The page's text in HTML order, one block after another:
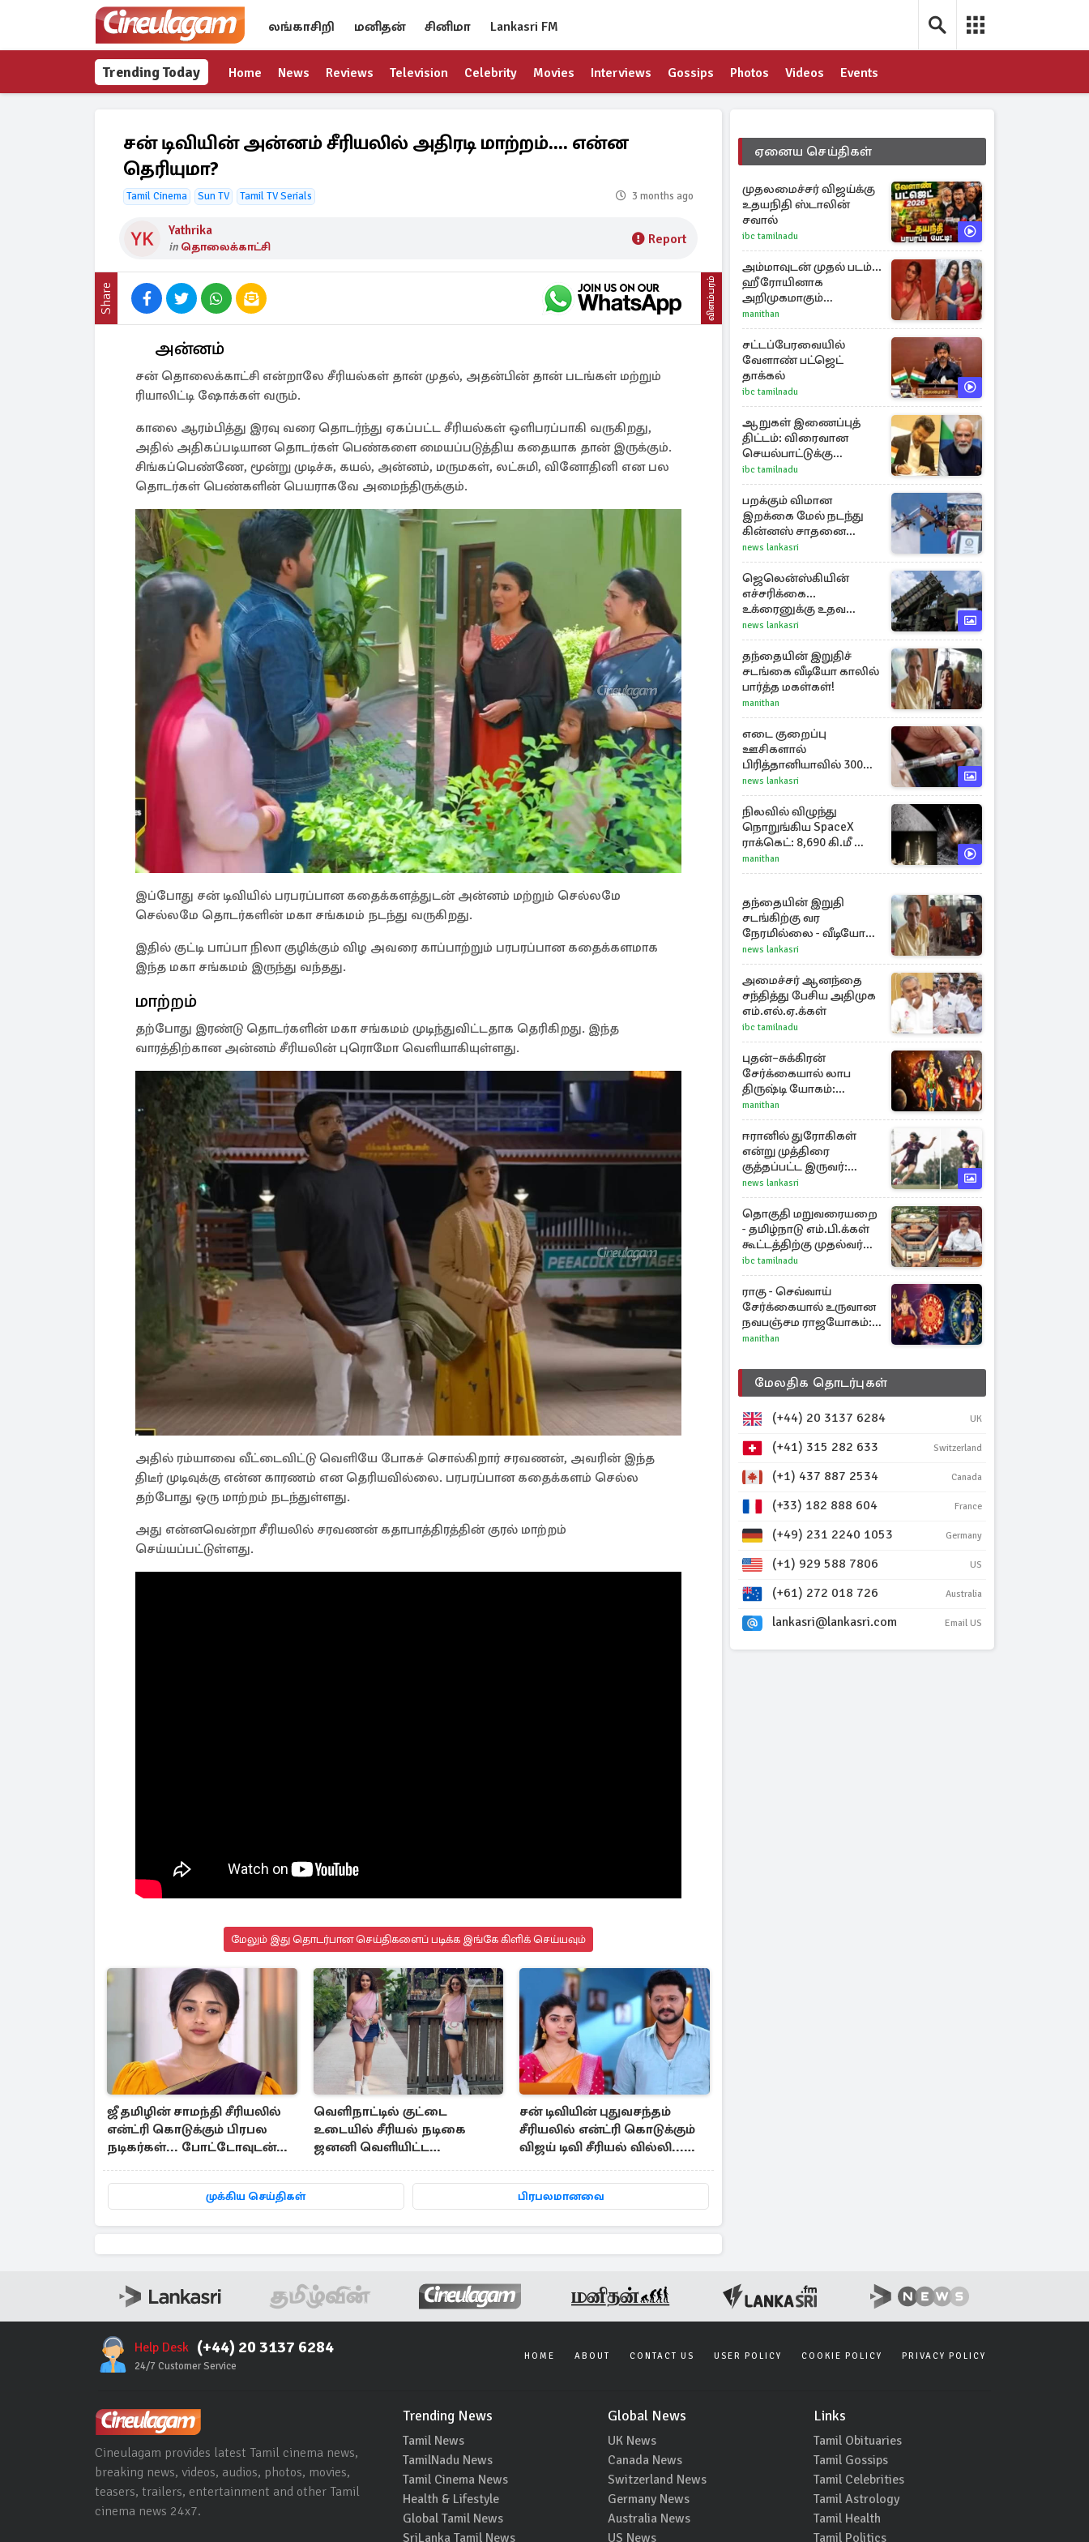
லங்காசிறி மனிதன் சினிமா Lankasri FM
Trending Today Home News Reviews Television Celebrity Movies Interviews Gossips Photos Videos Events
சன் டிவியின் அன்னம் சீரியலில் அதிரடி மாற்றம்.... என்ன
தெரியுமா?
Tamil Cinema Sun TV Tamil TV Serials 3 months ago
Yathrika
in தொலைக்காட்சி Report
Share விளம்பரம்
அன்னம்
சன் தொலைக்காட்சி என்றாலே சீரியல்கள் தான் முதல், அதன்பின் தான் படங்கள் மற்றும்
ரியாலிட்டி ஷோக்கள் வரும்.
காலை ஆரம்பித்து இரவு வரை தொடர்ந்து ஏகப்பட்ட சீரியல்கள் ஒளிபரப்பாகி வருகிறது,
அதில் அதிகப்படியான தொடர்கள் பெண்களை மையப்படுத்திய கதையாக தான் இருக்கும்.
சிங்கப்பெண்ணே, மூன்று முடிச்சு, கயல், அன்னம், மருமகள், லட்சுமி, வினோதினி என பல
தொடர்கள் பெண்களின் பெயராகவே அமைந்திருக்கும்.
இப்போது சன் டிவியில் பரபரப்பான கதைக்களத்துடன் அன்னம் மற்றும் செல்லமே
செல்லமே தொடர்களின் மகா சங்கமம் நடந்து வருகிறது.
இதில் குட்டி பாப்பா நிலா குழிக்கும் விழ அவரை காப்பாற்றும் பரபரப்பான கதைக்களமாக
இந்த மகா சங்கமம் இருந்து வந்தது.
மாற்றம்
தற்போது இரண்டு தொடர்களின் மகா சங்கமம் முடிந்துவிட்டதாக தெரிகிறது. இந்த
வாரத்திற்கான அன்னம் சீரியலின் புரொமோ வெளியாகியுள்ளது.
அதில் ரம்யாவை வீட்டைவிட்டு வெளியே போகச் சொல்கிறார் சரவணன், அவரின் இந்த
திடீர் முடிவுக்கு என்ன காரணம் என தெரியவில்லை. பரபரப்பான கதைக்களம் செல்ல
தற்போது ஒரு மாற்றம் நடந்துள்ளது.
அது என்னவென்றா சீரியலில் சரவணன் கதாபாத்திரத்தின் குரல் மாற்றம்
செய்யப்பட்டுள்ளது.
மேலும் இது தொடர்பான செய்திகளைப் படிக்க இங்கே கிளிக் செய்யவும்
ஜீ தமிழின் சாமந்தி சீரியலில்
என்ட்ரி கொடுக்கும் பிரபல
நடிகர்கள்... போட்டோவுடன்
வெளிநாட்டில் குட்டை
உடையில் சீரியல் நடிகை
ஜனனி வெளியிட்ட
சன் டிவியின் புதுவசந்தம்
சீரியலில் என்ட்ரி கொடுக்கும்
விஜய் டிவி சீரியல் வில்லி...
முக்கிய செய்திகள் பிரபலமானவை
ஏனைய செய்திகள்
முதலமைச்சர் விஜய்க்கு
உதயநிதி ஸ்டாலின்
சவால்
ibc tamilnadu
அம்மாவுடன் முதல் படம்...
ஹீரோயினாக
அறிமுகமாகும்
ஊர்வசியின் மகள்
தேஜலட்சுமி!
manithan
சட்டப்பேரவையில்
வேளாண் பட்ஜெட்
தாக்கல்
ibc tamilnadu
ஆறுகள் இணைப்புத்
திட்டம்: விரைவான
செயல்பாட்டுக்கு
பிரதமருக்கு
முதலமைச்சர் கடிதம்
ibc tamilnadu
பறக்கும் விமான
இறக்கை மேல் நடந்து
கின்னஸ் சாதனை
படைத்த 97 வயது
மூதாட்டி
news lankasri
ஜெலென்ஸ்கியின்
எச்சரிக்கை...
உக்ரைனுக்கு உதவ
தீவிரமாகக் களமிறங்கிய
நேட்டோ
news lankasri
தந்தையின் இறுதிச்
சடங்கை வீடியோ காலில்
பார்த்த மகள்கள்!
manithan
எடை குறைப்பு
ஊசிகளால்
பிரித்தானியாவில் 300
சதவீதம் அதிகரித்த
இறப்பு எண்ணிக்கை
news lankasri
நிலவில் விழுந்து
நொறுங்கிய SpaceX
ராக்கெட்: 8,690 கி.மீ வேக
மோதலால் உருவான
புதிய பள்ளம்!
manithan
தந்தையின் இறுதி
சடங்கிற்கு வர
நேரமில்லை - வீடியோ
காலில் பார்த்த மகள்கள்
news lankasri
அமைச்சர் ஆனந்தை
சந்தித்து பேசிய அதிமுக
எம்.எல்.ஏ.க்கள்
ibc tamilnadu
புதன்–சுக்கிரன்
சேர்க்கையால் லாப
திருஷ்டி யோகம்:
அதிர்ஷ்டம் பெறும் டாப் 3
ராசிகள்!
manithan
ஈரானில் துரோகிகள்
என்று முத்திரை
குத்தப்பட்ட இருவர்:
குடியுரிமை அளித்த நாடு
news lankasri
தொகுதி மறுவரையறை
- தமிழ்நாடு எம்.பி.க்கள்
கூட்டத்திற்கு முதல்வர்
விஜய் அழைப்பு
ibc tamilnadu
ராகு - செவ்வாய்
சேர்க்கையால் உருவான
நவபஞ்சம ராஜயோகம்:
அதிர்ஷ்டம் பெறும் 3
manithan
மேலதிக தொடர்புகள்
(+44) 20 3137 6284 UK
(+41) 315 282 633 Switzerland
(+1) 437 887 2534 Canada
(+33) 182 888 604 France
(+49) 231 2240 1053 Germany
(+1) 929 588 7806 US
(+61) 272 018 726 Australia
lankasri@lankasri.com Email US
Help Desk (+44) 20 3137 6284
24/7 Customer Service
HOME ABOUT CONTACT US USER POLICY COOKIE POLICY PRIVACY POLICY
Cineulagam provides latest Tamil cinema news,
breaking news, videos, audios, photos, movies,
teasers, trailers, entertainment and other Tamil
cinema news 24x7.
Trending News
Tamil News
TamilNadu News
Tamil Cinema News
Health & Lifestyle
Global Tamil News
SriLanka Tamil News
Global News
UK News
Canada News
Switzerland News
Germany News
Australia News
US News
Links
Tamil Obituaries
Tamil Gossips
Tamil Celebrities
Tamil Astrology
Tamil Health
Tamil Politics